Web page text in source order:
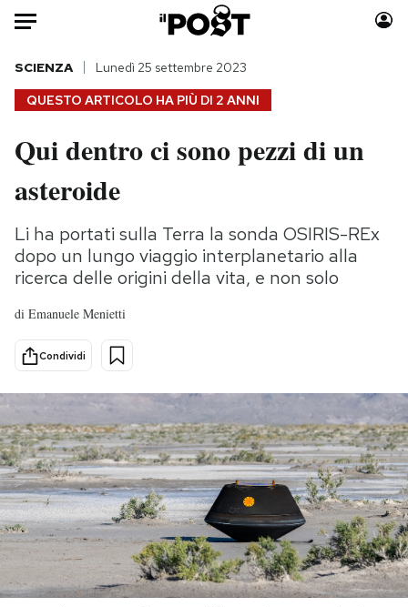
Auto
HOME
Italia
Politica
Tecnologia
Internet
Scienza
Cultura
Economia
Sport
Moda
Storie/Idee
Ok Boomer!
Media
PODCAST
NEWSLETTER
I MIEI PREFERITI
QUESTO ARTICOLO HA PIÙ DI 2 ANNI
SCIENZA Lunedì 25 settembre 2023
Qui dentro ci sono pezzi di un
asteroide
Li ha portati sulla Terra la sonda OSIRIS-REx
dopo un lungo viaggio interplanetario alla
ricerca delle origini della vita, e non solo
di Emanuele Menietti
Condividi